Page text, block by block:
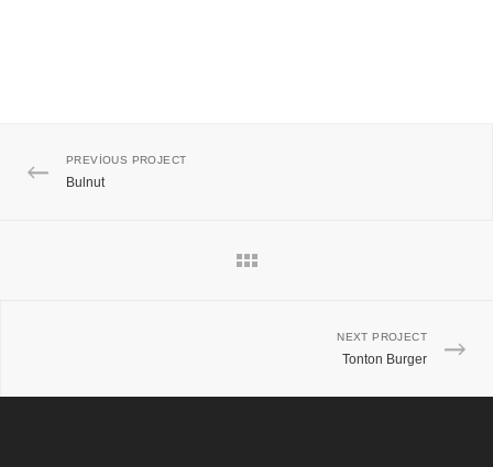
PREVIOUS PROJECT
Bulnut
NEXT PROJECT
Tonton Burger